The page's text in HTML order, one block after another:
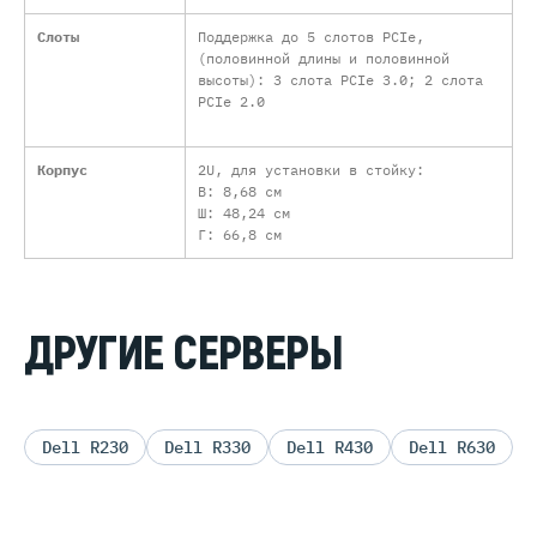
Слоты
Поддержка до 5 слотов PCIe,
(половинной длины и половинной
высоты): 3 слота PCIe 3.0; 2 слота
PCIe 2.0
Корпус
2U, для установки в стойку:
В: 8,68 см
Ш: 48,24 см
Г: 66,8 см
ДРУГИЕ СЕРВЕРЫ
Dell R230 Dell R330 Dell R430 Dell R630